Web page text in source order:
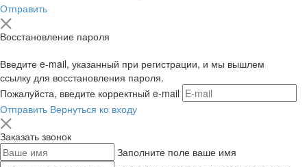
Отправить
Восстановление пароля
Введите e-mail, указанный при регистрации, и мы вышлем
ссылку для восстановления пароля.
Пожалуйста, введите корректный e-mail
Отправить Вернуться ко входу
Заказать звонок
Заполните поле ваше имя